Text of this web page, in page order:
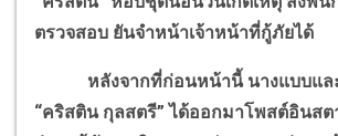
ตรวจสอบ ยันจำหน้าเจ้าหน้าที่กู้ภัยได้
หลังจากที่ก่อนหน้านี้ นางแบบและ
“คริสติน กุลสตรี” ได้ออกมาโพสต์อินส